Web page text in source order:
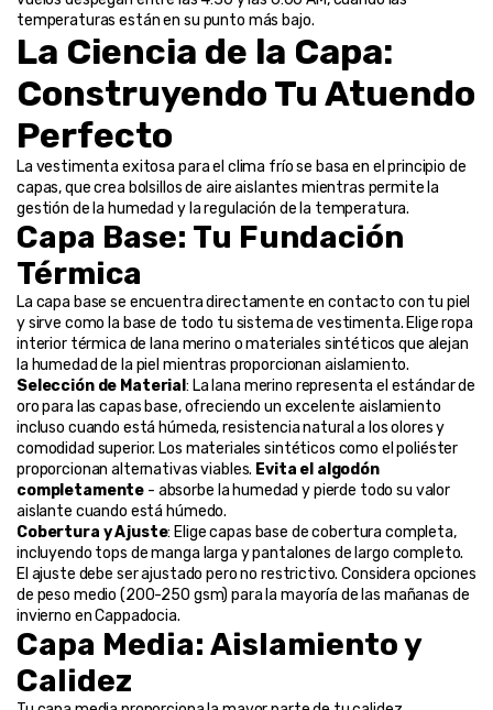
temperaturas están en su punto más bajo.
La Ciencia de la Capa:
Construyendo Tu Atuendo
Perfecto
La vestimenta exitosa para el clima frío se basa en el principio de
capas, que crea bolsillos de aire aislantes mientras permite la
gestión de la humedad y la regulación de la temperatura.
Capa Base: Tu Fundación
Térmica
La capa base se encuentra directamente en contacto con tu piel
y sirve como la base de todo tu sistema de vestimenta. Elige ropa
interior térmica de lana merino o materiales sintéticos que alejan
la humedad de la piel mientras proporcionan aislamiento.
Selección de Material: La lana merino representa el estándar de
oro para las capas base, ofreciendo un excelente aislamiento
incluso cuando está húmeda, resistencia natural a los olores y
comodidad superior. Los materiales sintéticos como el poliéster
proporcionan alternativas viables. Evita el algodón
completamente - absorbe la humedad y pierde todo su valor
aislante cuando está húmedo.
Cobertura y Ajuste: Elige capas base de cobertura completa,
incluyendo tops de manga larga y pantalones de largo completo.
El ajuste debe ser ajustado pero no restrictivo. Considera opciones
de peso medio (200-250 gsm) para la mayoría de las mañanas de
invierno en Cappadocia.
Capa Media: Aislamiento y
Calidez